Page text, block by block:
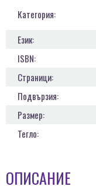
Категория:
Език:
ISBN:
Страници:
Подвързия:
Размер:
Тегло:
ОПИСАНИЕ